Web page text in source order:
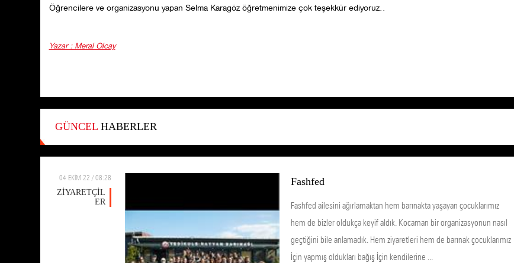
Öğrencilere ve organizasyonu yapan Selma Karagöz öğretmenimize çok teşekkür ediyoruz..
Yazar : Meral Olcay
GÜNCELHABERLER
04 EKİM 22 / 08:28
ZİYARETÇİL
ER
Fashfed
Fashfed ailesini ağırlamaktan hem barınakta yaşayan çocuklarımız
hem de bizler oldukça keyif aldık. Kocaman bir organizasyonun nasıl
geçtiğini bile anlamadık. Hem ziyaretleri hem de barınak çocuklarımız
İçin yapmış oldukları bağış İçin kendilerine ...